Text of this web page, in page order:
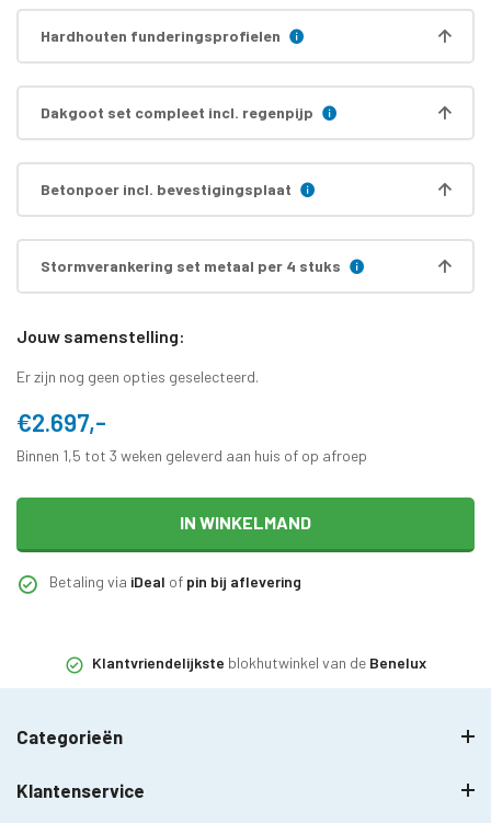
Hardhouten funderingsprofielen
Dakgoot set compleet incl. regenpijp
Betonpoer incl. bevestigingsplaat
Stormverankering set metaal per 4 stuks
Jouw samenstelling:
Er zijn nog geen opties geselecteerd.
€2.697,-
Binnen 1,5 tot 3 weken geleverd aan huis of op afroep
IN WINKELMAND
Betaling via iDeal of pin bij aflevering
Klantvriendelijkste blokhutwinkel van de Benelux
Categorieën
Klantenservice